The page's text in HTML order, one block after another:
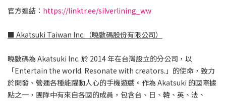
官方連結： https://linktr.ee/silverlining_ww
■ Akatsuki Taiwan Inc.（曉數碼股份有限公司）
曉數碼為 Akatsuki Inc. 於 2014 年在台灣設立的分公司，以
「Entertain the world. Resonate with creators.」的使命，致力
於開發、營運各種能躍動人心的手機遊戲。作為 Akatsuki 的國際據
點之一，團隊中有來自各國的成員，包含台、日、韓、英、法、